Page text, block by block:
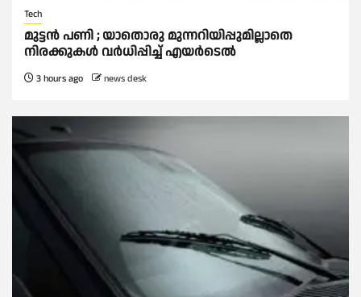
Tech
മുട്ടൻ പണി ; യാതൊരു മുന്നറിയിപ്പുമില്ലാതെ
നിരക്കുകള്‍ വർധിപ്പിച്ച്‌ എയർടെല്‍
3 hours ago news desk